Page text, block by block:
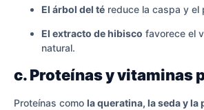
El árbol del té reduce la caspa y el
El extracto de hibisco favorece el
natural.
c. Proteínas y vitaminas
Proteínas como la queratina, la seda y la